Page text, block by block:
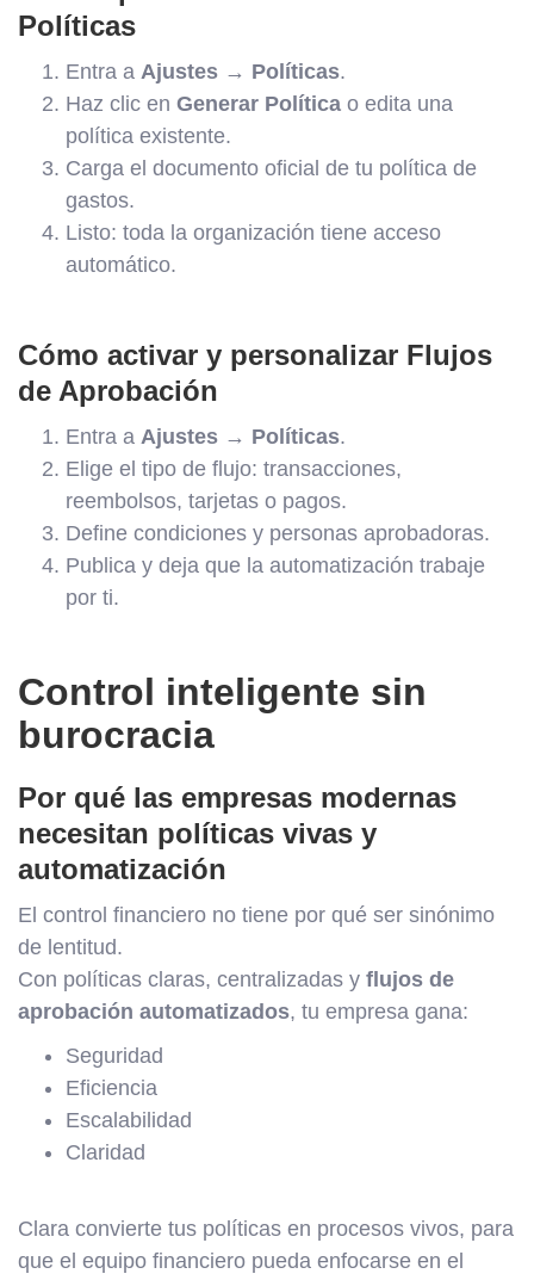
Políticas
Entra a Ajustes → Políticas.
Haz clic en Generar Política o edita una
política existente.
Carga el documento oficial de tu política de
gastos.
Listo: toda la organización tiene acceso
automático.
Cómo activar y personalizar Flujos
de Aprobación
Entra a Ajustes → Políticas.
Elige el tipo de flujo: transacciones,
reembolsos, tarjetas o pagos.
Define condiciones y personas aprobadoras.
Publica y deja que la automatización trabaje
por ti.
Control inteligente sin
burocracia
Por qué las empresas modernas
necesitan políticas vivas y
automatización
El control financiero no tiene por qué ser sinónimo
de lentitud.
Con políticas claras, centralizadas y flujos de
aprobación automatizados, tu empresa gana:
Seguridad
Eficiencia
Escalabilidad
Claridad
Clara convierte tus políticas en procesos vivos, para
que el equipo financiero pueda enfocarse en el